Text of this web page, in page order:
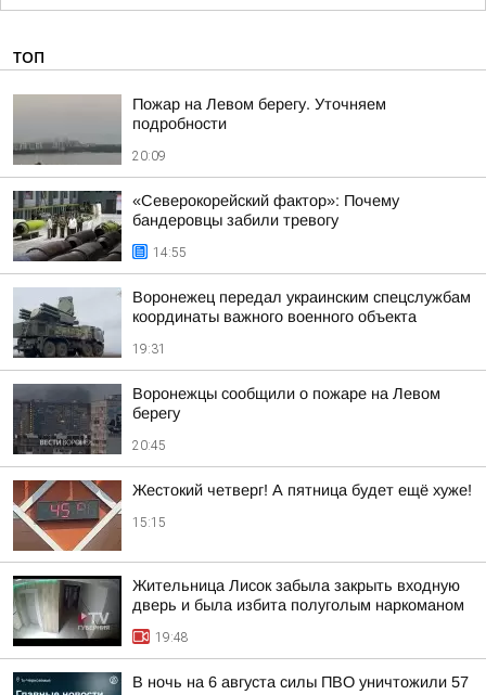
ТОП
Пожар на Левом берегу. Уточняем
подробности
20:09
«Северокорейский фактор»: Почему
бандеровцы забили тревогу
14:55
Воронежец передал украинским спецслужбам
координаты важного военного объекта
19:31
Воронежцы сообщили о пожаре на Левом
берегу
20:45
Жестокий четверг! А пятница будет ещё хуже!
15:15
Жительница Лисок забыла закрыть входную
дверь и была избита полуголым наркоманом
19:48
В ночь на 6 августа силы ПВО уничтожили 57